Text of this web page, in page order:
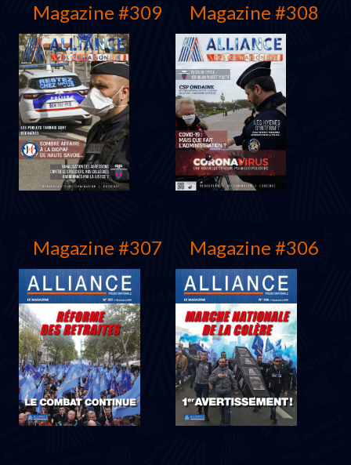
Juin 2021 Mars 2021
Magazine #309
Décembre 2020
Magazine #308
Juin 2020
Magazine #307 Magazine #306